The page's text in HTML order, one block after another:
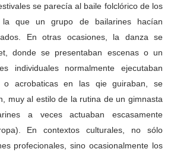
se parecía al baile folclórico de los
que un grupo de bailarines hacían
En otras ocasiones, la danza se
donde se presentaban escenas o un
individuales normalmente ejecutaban
o acrobaticas en las qie guiraban, se
muy al estilo de la rutina de un gimnasta
a veces actuaban escasamente
En contextos culturales, no sólo
profecionales, sino ocasionalmente los